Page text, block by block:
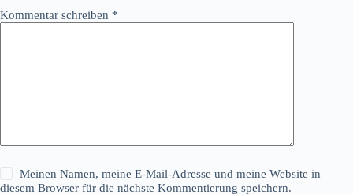
Kommentar schreiben *
Meinen Namen, meine E-Mail-Adresse und meine Website in
diesem Browser für die nächste Kommentierung speichern.